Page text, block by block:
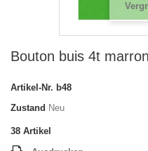
Bouton buis 4t
Artikel-Nr. b48
Zustand Neu
38 Artikel